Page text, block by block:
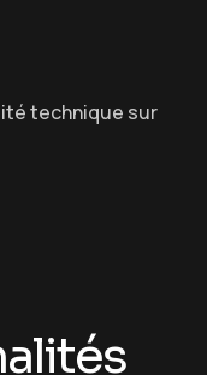
technique sur
alités